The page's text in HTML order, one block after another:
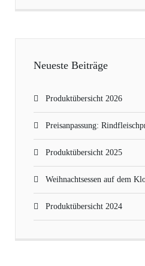
Neueste Beiträge
Produktübersicht 2026
Preisanpassung:
Produktübersicht 2025
Weihnachtsessen auf dem
Produktübersicht 2024